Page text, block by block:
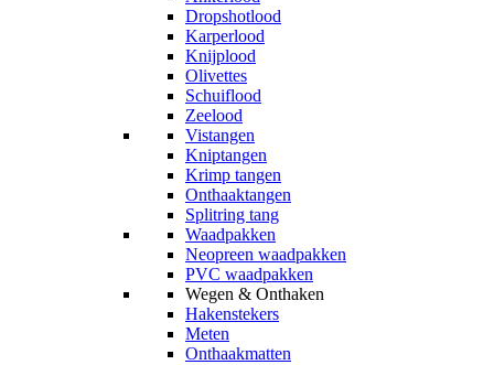
Dropshotlood
Karperlood
Knijplood
Olivettes
Schuiflood
Zeelood
Vistangen
Kniptangen
Krimp tangen
Onthaaktangen
Splitring tang
Waadpakken
Neopreen waadpakken
PVC waadpakken
Wegen & Onthaken
Hakenstekers
Meten
Onthaakmatten